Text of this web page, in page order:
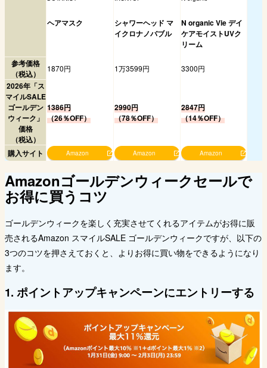
ヘアマスク
シャワーヘッド マ
イクロナノバブル
N organic Vie デイ
ケアモイストUVク
リーム
参考価格
（税込）
1870円 1万3599円 3300円
2026年「ス
マイルSALE
ゴールデン
ウィーク」
価格
（税込）
1386円
（26％OFF）
2990円
（78％OFF）
2847円
（14％OFF）
購入サイト Amazon Amazon Amazon
Amazonゴールデンウィークセールで
お得に買うコツ
ゴールデンウィークを楽しく充実させてくれるアイテムがお得に販
売されるAmazon スマイルSALE ゴールデンウィークですが、以下の
3つのコツを押さえておくと、よりお得に買い物をできるようになり
ます。
1. ポイントアップキャンペーンにエントリーする